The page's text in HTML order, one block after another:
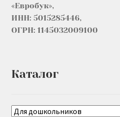
«Евробук»,
ИНН: 5015285446,
ОГРН: 1145032009100
Каталог